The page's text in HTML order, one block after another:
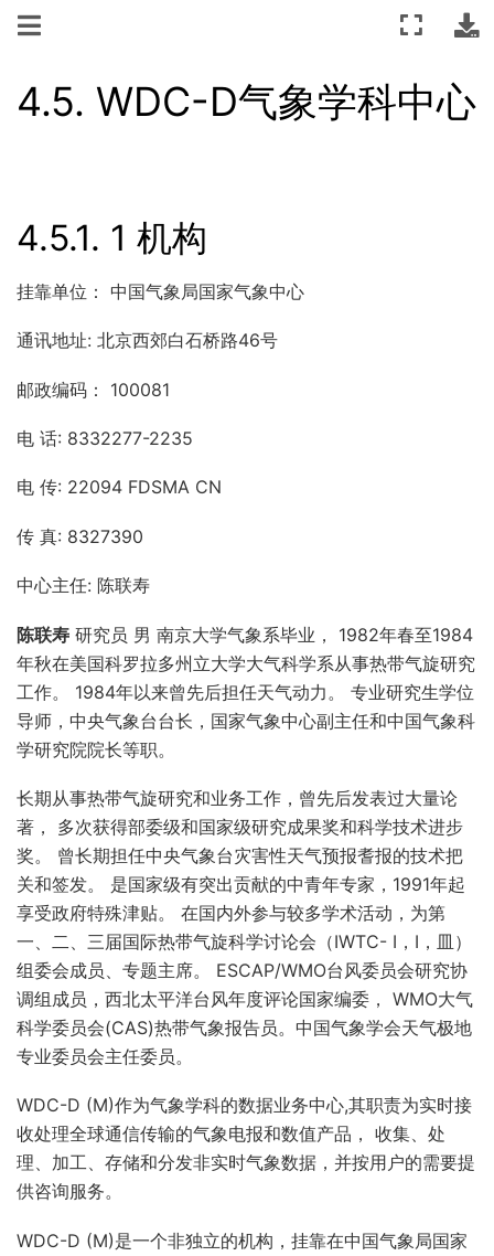
4.5. WDC-D气象学科中心
4.5.1. 1 机构
挂靠单位： 中国气象局国家气象中心
通讯地址: 北京西郊白石桥路46号
邮政编码： 100081
电 话: 8332277-2235
电 传: 22094 FDSMA CN
传 真: 8327390
中心主任: 陈联寿
陈联寿 研究员 男 南京大学气象系毕业， 1982年春至1984
年秋在美国科罗拉多州立大学大气科学系从事热带气旋研究
工作。 1984年以来曾先后担任天气动力。 专业研究生学位
导师，中央气象台台长，国家气象中心副主任和中国气象科
学研究院院长等职。
长期从事热带气旋研究和业务工作，曾先后发表过大量论
著， 多次获得部委级和国家级研究成果奖和科学技术进步
奖。 曾长期担任中央气象台灾害性天气预报耆报的技术把
关和签发。 是国家级有突出贡献的中青年专家，1991年起
享受政府特殊津贴。 在国内外参与较多学术活动，为第
一、二、三届国际热带气旋科学讨论会（IWTC- I，I，皿）
组委会成员、专题主席。 ESCAP/WMO台风委员会研究协
调组成员，西北太平洋台风年度评论国家编委， WMO大气
科学委员会(CAS)热带气象报告员。中国气象学会天气极地
专业委员会主任委员。
WDC-D (M)作为气象学科的数据业务中心,其职责为实时接
收处理全球通信传输的气象电报和数值产品， 收集、处
理、加工、存储和分发非实时气象数据，并按用户的需要提
供咨询服务。
WDC-D (M)是一个非独立的机构，挂靠在中国气象局国家